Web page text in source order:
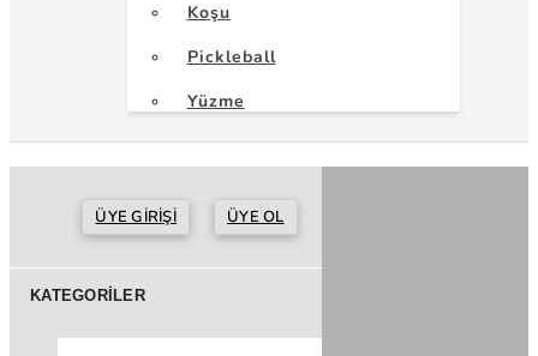
Koşu
Pickleball
Yüzme
ÜYE GIRIŞI ÜYE OL
KATEGORILER